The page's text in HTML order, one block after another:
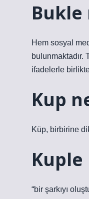
Bukle
Hem sosyal
bulunmaktadır.
ifadelerle
Kup
Küp, birbirine
Kuple
“bir şarkıyı